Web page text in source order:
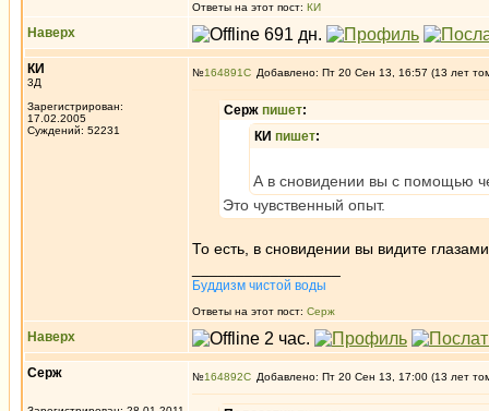
Ответы на этот пост: КИ
Наверх
КИ
3Д
Зарегистрирован:
17.02.2005
Суждений: 52231
№164891 Добавлено: Пт 20 Сен 13, 16:57 (13 лет
Серж пишет:
КИ пишет:
А в сновидении вы с помощью
Это чувственный опыт.
То есть, в сновидении вы видите
Буддизм чистой воды
Ответы на этот пост: Серж
Наверх
Серж №164892 Добавлено: Пт 20 Сен 13, 17:00 (13 лет